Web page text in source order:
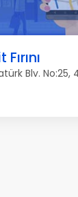
Blv. No:25,